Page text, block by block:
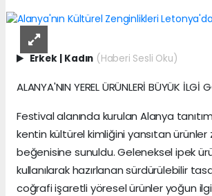
Erkek Kadın (Haberi Sesli Oku)
ALANYA'NIN YEREL ÜRÜNLERİ BÜYÜK İLGİ
Festival alanında kurulan Alanya
kentin kültürel kimliğini yansıtan
beğenisine sunuldu. Geleneksel ipek
kullanılarak hazırlanan sürdürülebilir
coğrafi işaretli yöresel ürünler yoğun